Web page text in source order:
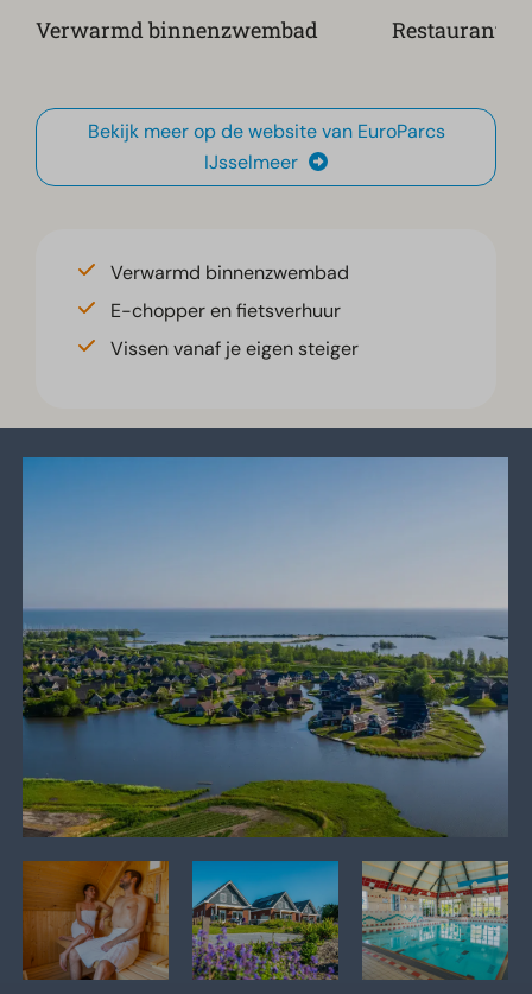
Verwarmd binnenzwembad Restaurant
Bekijk meer op de website van EuroParcs
IJsselmeer
Verwarmd binnenzwembad
E-chopper en fietsverhuur
Vissen vanaf je eigen steiger